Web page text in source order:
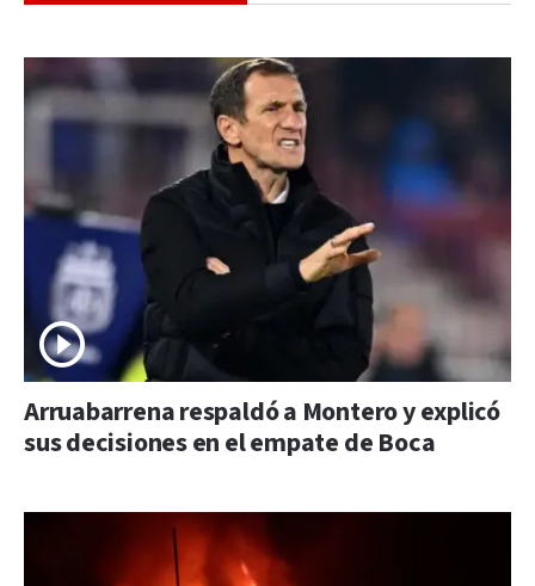
Arruabarrena respaldó a Montero y explicó
sus decisiones en el empate de Boca